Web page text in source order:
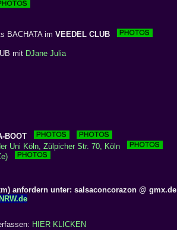
BACHATA im VEEDEL CLUB
mit DJane Julia
BOOT
Uni Köln, Zülpicher Str. 70, Köln
anfordern unter: salsaconcorazon @ gmx.de
HIER KLICKEN